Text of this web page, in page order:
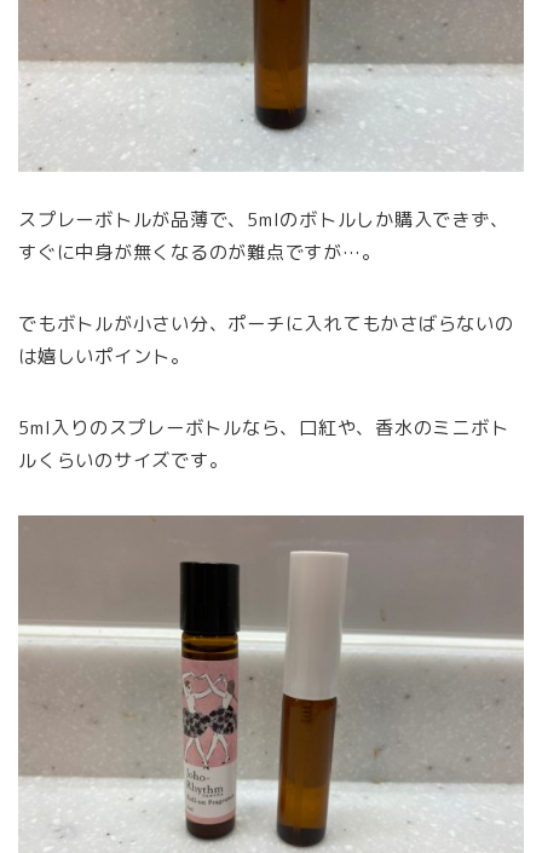
スプレーボトルが品薄で、5mlのボトルしか購入できず、
すぐに中身が無くなるのが難点ですが…。
でもボトルが小さい分、ポーチに入れてもかさばらないの
は嬉しいポイント。
5ml入りのスプレーボトルなら、口紅や、香水のミニボト
ルくらいのサイズです。